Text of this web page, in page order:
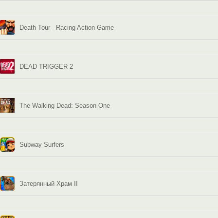
Death Tour - Racing Action Game
DEAD TRIGGER 2
The Walking Dead: Season One
Subway Surfers
Затерянный Храм II